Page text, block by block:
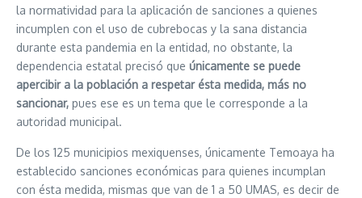
la normatividad para la aplicación de sanciones a quienes
incumplen con el uso de cubrebocas y la sana distancia
durante esta pandemia en la entidad, no obstante, la
dependencia estatal precisó que únicamente se puede
apercibir a la población a respetar ésta medida, más no
sancionar, pues ese es un tema que le corresponde a la
autoridad municipal.
De los 125 municipios mexiquenses, únicamente Temoaya ha
establecido sanciones económicas para quienes incumplan
con ésta medida, mismas que van de 1 a 50 UMAS, es decir de